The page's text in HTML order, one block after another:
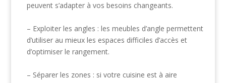
peuvent s’adapter à vos besoins changeants.
– Exploiter les angles : les meubles d’angle permettent
d’utiliser au mieux les espaces difficiles d’accès et
d’optimiser le rangement.
– Séparer les zones : si votre cuisine est à aire